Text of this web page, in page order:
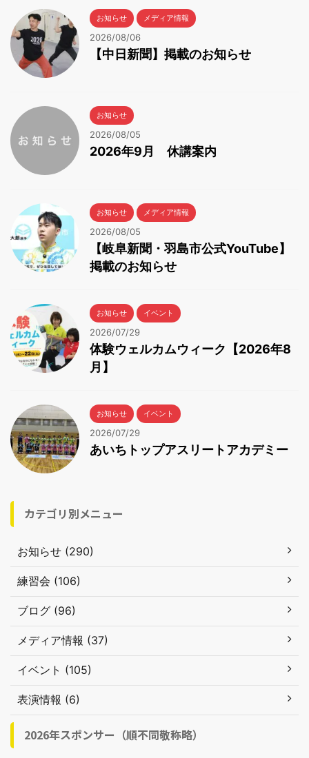
お知らせ メディア情報
2026/08/06
【中日新聞】掲載のお知らせ
お知らせ
2026/08/05
2026年9月 休講案内
お知らせ メディア情報
2026/08/05
【岐阜新聞・羽島市公式YouTube】
掲載のお知らせ
お知らせ イベント
2026/07/29
体験ウェルカムウィーク【2026年8
月】
お知らせ イベント
2026/07/29
あいちトップアスリートアカデミー
カテゴリ別メニュー
お知らせ (290)
練習会 (106)
ブログ (96)
メディア情報 (37)
イベント (105)
表演情報 (6)
2026年スポンサー（順不同敬称略）